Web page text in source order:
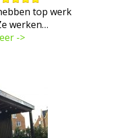
top werk
werken…
->